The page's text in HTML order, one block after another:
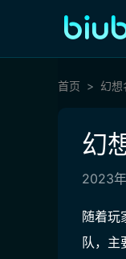
首页 幻想
幻
2023
随着玩
队，主